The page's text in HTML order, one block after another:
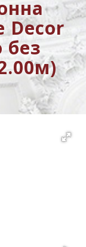
Decor
без